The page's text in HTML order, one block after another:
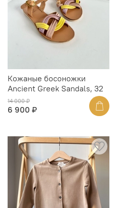
Кожаные босоножки
Ancient Greek Sandals, 32
14 000 ₽
6 900 ₽